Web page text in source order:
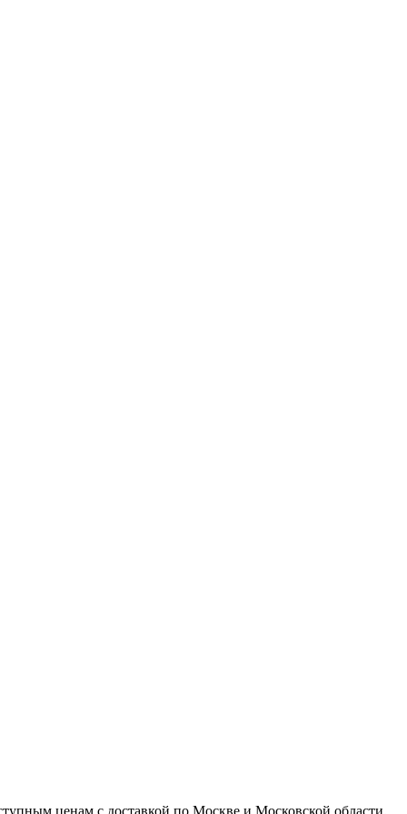
ценам с доставкой по Москве и Московской области.